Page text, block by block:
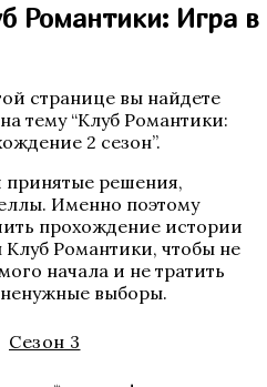
Романтики: Игра в
странице вы найдете
тему “Клуб Романтики:
2 сезон”.
принятые решения,
Именно поэтому
прохождение истории
Клуб Романтики, чтобы не
начала и не тратить
выборы.
Сезон 3